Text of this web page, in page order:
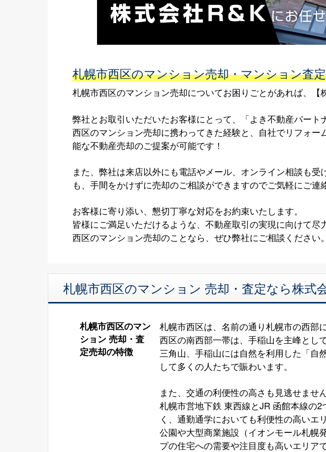
札幌市西区のマンション売却・マンション査
札幌市西区のマンション売却についてお困りごとがあれば、【
弊社とお取引いただいたお客様にとって、「よき不動産パート
西区のマンション売却に携わってきた経験と、自社でリフォ
能な不動産売却のご提案が可能です！
また、弊社は来店以外にも電話やメール、オンライン相談も
も、手間をかけずに売却のご相談ができますのでご気軽にご連
お客様に寄り添い、懇切丁寧な対応をお約束いたします。
皆様にご満足いただけるような、不動産取引の実現に向けて尽
西区のマンション売却のことなら、ぜひ弊社にご相談ください。
札幌市西区のマンション 売却・査定なら株式
札幌市西区のマン
ション 売却・査
定売却の特徴
札幌市西区は、名前の通り札幌市の西部
西区の南西部一帯は、手稲山を主峰とし
三角山、手稲山には自然を利用した「自
して多くの人たちで賑わいます。
また、交通の利便性の高さも見逃せません
札幌市営地下鉄 東西線とJR 函館本線の
く、通勤通学においても利便性の高いエ
公園や大型商業施設（イオンモール札幌
プの住宅への需要や注目度も高いエリアで